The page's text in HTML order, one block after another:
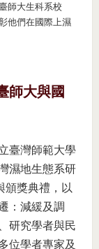
師大生科系校
他們在國際上濕
師大與國
臺灣師範大學
濕地生態系研
頒獎典禮，以
：減緩及調
研究學者與民
位學者專家及